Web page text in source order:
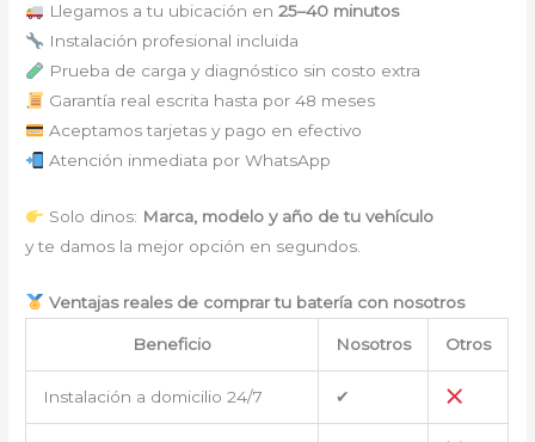
Llegamos a tu ubicación en 25–40 minutos
Instalación profesional incluida
Prueba de carga y diagnóstico sin costo extra
Garantía real escrita hasta por 48 meses
Aceptamos tarjetas y pago en efectivo
Atención inmediata por WhatsApp
Solo dinos: Marca, modelo y año de tu vehículo
y te damos la mejor opción en segundos.
Ventajas reales de comprar tu batería con nosotros
Beneficio Nosotros Otros
Instalación a domicilio 24/7 ✔